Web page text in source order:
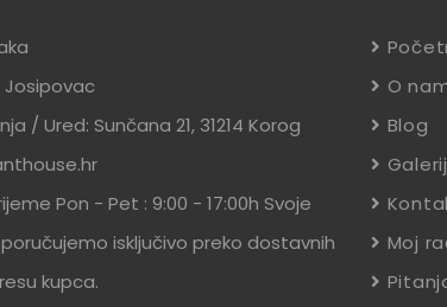
Josipovac
/ Ured: Sunčana 21, 31214 Korog
Pon - Pet : 9:00 - 17:00h Svoje
isključivo preko dostavnih
kupca.
O
Blog
Moj